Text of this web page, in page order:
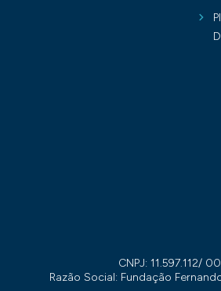
CNPJ: 11.597.112/
Razão Social: Fundação